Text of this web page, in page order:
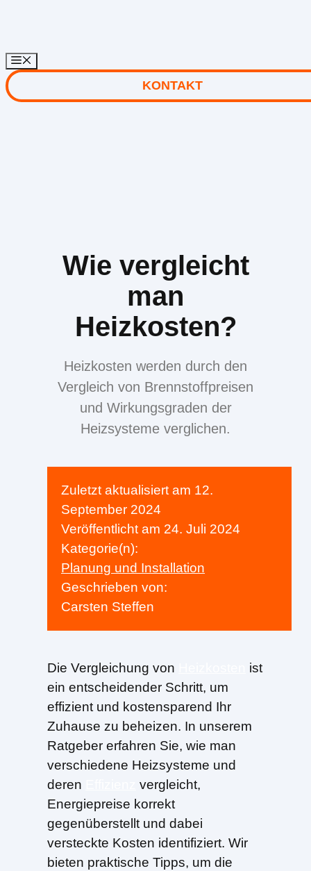
springen
KONTAKT
Wie vergleicht
man
Heizkosten?
Heizkosten werden durch den
Vergleich von Brennstoffpreisen
und Wirkungsgraden der
Heizsysteme verglichen.
Zuletzt aktualisiert am 12.
September 2024
Veröffentlicht am 24. Juli 2024
Kategorie(n):
Planung und Installation
Geschrieben von:
Carsten Steffen
Die Vergleichung von
ist
ein entscheidender Schritt, um
effizient und kostensparend Ihr
Zuhause zu beheizen. In unserem
Ratgeber erfahren Sie, wie man
verschiedene Heizsysteme und
deren
vergleicht,
Energiepreise korrekt
gegenüberstellt und dabei
versteckte Kosten identifiziert. Wir
bieten praktische Tipps, um die